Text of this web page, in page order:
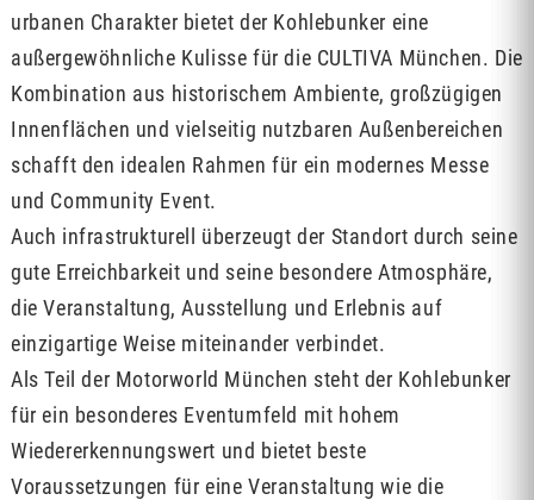
urbanen Charakter bietet der Kohlebunker eine
außergewöhnliche Kulisse für die CULTIVA München. Die
Kombination aus historischem Ambiente, großzügigen
Innenflächen und vielseitig nutzbaren Außenbereichen
schafft den idealen Rahmen für ein modernes Messe
und Community Event.
Auch infrastrukturell überzeugt der Standort durch seine
gute Erreichbarkeit und seine besondere Atmosphäre,
die Veranstaltung, Ausstellung und Erlebnis auf
einzigartige Weise miteinander verbindet.
Als Teil der Motorworld München steht der Kohlebunker
für ein besonderes Eventumfeld mit hohem
Wiedererkennungswert und bietet beste
Voraussetzungen für eine Veranstaltung wie die